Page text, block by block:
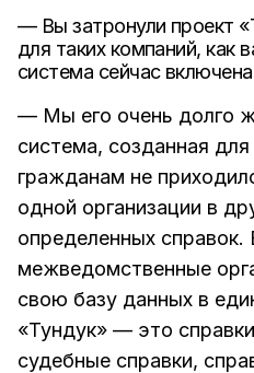
— Вы затронули проект
для таких компаний, как
система сейчас
— Мы его очень долго
система, созданная
гражданам не
одной организации в
определенных справок.
межведомственные
свою базу данных в
«Тундук» — это
судебные справки,